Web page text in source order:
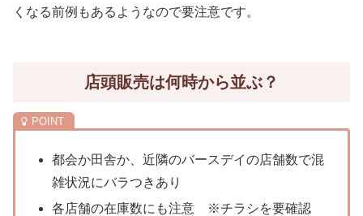
くなる前例もあるようなので要注意です。
店頭販売は何時から並ぶ？
都会か田舎か、近隣のバースデイの店舗数で混
雑状況にバラつきあり
各店舗の在庫数にも注意 ※チラシを要確認